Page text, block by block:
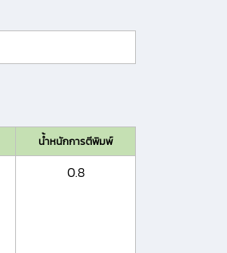
น้ำหนักการตีพิมพ์
0.8